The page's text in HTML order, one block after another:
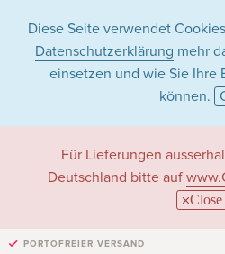
Diese Seite verwendet
Datenschutzerklärung mehr
einsetzen und wie Sie Ihre
können.
Für Lieferungen
Deutschland bitte auf
Close
PORTOFREIER VERSAND